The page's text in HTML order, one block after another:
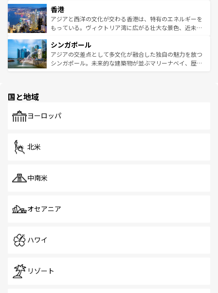
とつ。フォーやバインミー、ベトナムコーヒーなどは、ぜ
ひ現地で味わいたい。どの地域を訪れてもあたたかい人々
が旅行者を迎えてくれるので、きっと忘れられない旅にな
参照してほしい。
の活気が交差している。北部ではチェンマイなどの山岳地
帯で自然と触れ合い、南部ではプーケットやクラビの美し
いビーチでリゾート気分を楽しむことができる。タイ料理
激する。気候は一年中温暖で、どの季節にも異なる楽しみ
が待っている。親しみやすいタイの人々、仏教を中心とし
た文化、そして多様な観光資源が、訪れる旅人を魅了し続
香港
アジアと西洋の文化が交わる香港は、特有のエネルギーを
もっている。ヴィクトリア湾に広がる壮大な景色、近未来
み、どこを訪れても感動するはず。観光スポットが密集し
ており、効率よく見どころを回れるのも魅力。息をのむよ
うな絶景から文化的な体験まで、香港を存分に楽しみ尽く
シンガポール
アジアの交差点として多文化が融合した独自の魅力を放つ
シンガポール。未来的な建築物が並ぶマリーナベイ、歴史
で、ホーカーズは地元の風情を楽しめる外せないスポット
国と地域
ヨーロッパ
北米
中南米
オセアニア
ハワイ
リゾート